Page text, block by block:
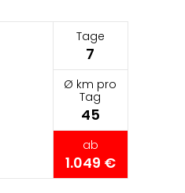
Tage
7
Ø km pro
Tag
45
ab
1.049 €